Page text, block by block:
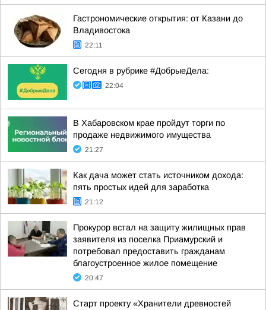
Гастрономические открытия: от Казани до
Владивостока
22:11
Сегодня в рубрике #ДобрыеДела:
22:04
В Хабаровском крае пройдут торги по
продаже недвижимого имущества
21:27
Как дача может стать источником дохода:
пять простых идей для заработка
21:12
Прокурор встал на защиту жилищных прав
заявителя из поселка Приамурский и
потребовал предоставить гражданам
благоустроенное жилое помещение
20:47
Старт проекту «Хранители древностей